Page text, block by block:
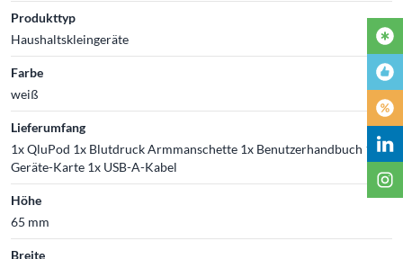
Produkttyp
Haushaltskleingeräte
Farbe
weiß
Lieferumfang
1x QluPod 1x Blutdruck Armmanschette 1x Benutzerhandbuch 1x
Geräte-Karte 1x USB-A-Kabel
Höhe
65 mm
Breite